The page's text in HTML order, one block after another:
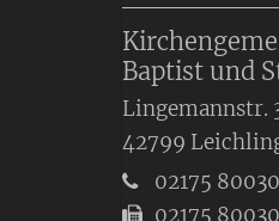
Baptist und
Lingemannstr.
42799
02175
02175